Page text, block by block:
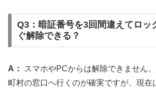
Q3：暗証番号を3回間違えてロッ
ぐ解除できる？
A：
スマホやPCからは解除できません
町村の窓口へ行くのが確実ですが、現在